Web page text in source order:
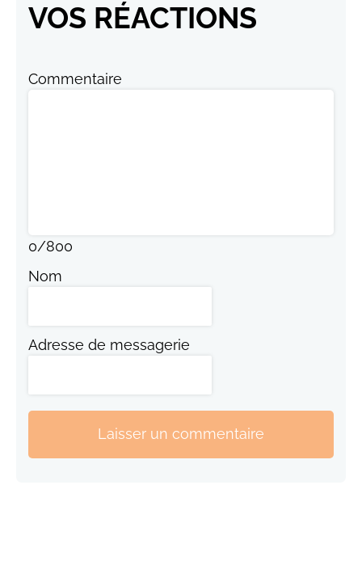
VOS RÉACTIONS
Commentaire
0/800
Nom
Adresse de messagerie
Laisser un commentaire